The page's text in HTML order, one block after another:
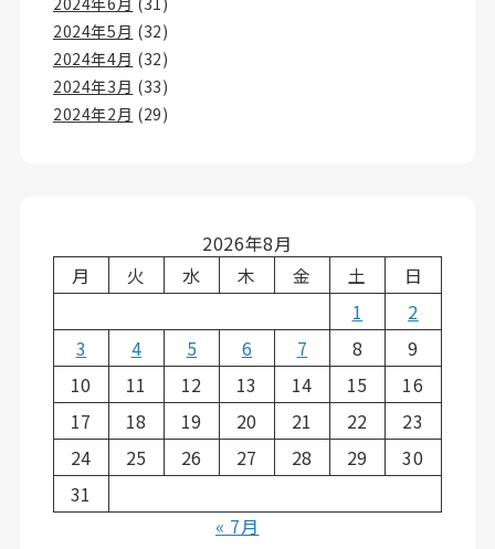
2024年5月 (32)
2024年4月 (32)
2024年3月 (33)
2024年2月 (29)
2026年8月
月
火 水 木 金 土
日
1
2
3
4 5 6 7 8
9
10
11 12 13 14 15
16
17
18 19 20 21 22
23
24
25 26 27 28 29
30
31
« 7月